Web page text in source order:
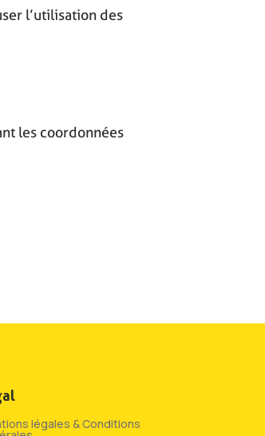
l’utilisation des
les coordonnées
légales & Conditions